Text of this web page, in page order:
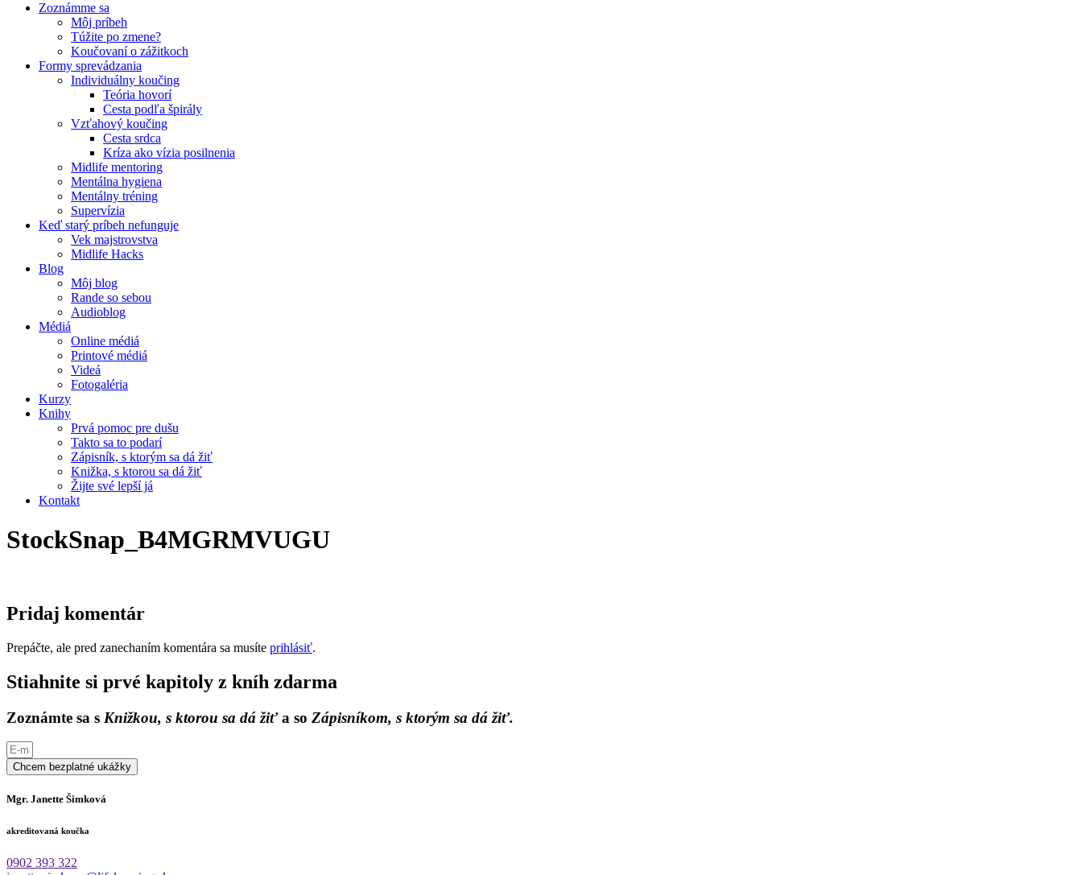
Zoznámme sa
Môj príbeh
Túžite po zmene?
Koučovaní o zážitkoch
Formy sprevádzania
Individuálny koučing
Teória hovorí
Cesta podľa špirály
Vzťahový koučing
Cesta srdca
Kríza ako vízia posilnenia
Midlife mentoring
Mentálna hygiena
Mentálny tréning
Supervízia
Keď starý príbeh nefunguje
Vek majstrovstva
Midlife Hacks
Blog
Môj blog
Rande so sebou
Audioblog
Médiá
Online médiá
Printové médiá
Videá
Fotogaléria
Kurzy
Knihy
Prvá pomoc pre dušu
Takto sa to podarí
Zápisník, s ktorým sa dá žiť
Knižka, s ktorou sa dá žiť
Žijte své lepší já
Kontakt
StockSnap_B4MGRMVUGU
Pridaj komentár
Prepáčte, ale pred zanechaním komentára sa musíte prihlásiť.
Stiahnite si prvé kapitoly z kníh zdarma
Zoznámte sa s Knižkou, s ktorou sa dá žiťa so Zápisníkom, s ktorým sa dá žiť.
Chcem bezplatné ukážky
Mgr. Janette Šimková
akreditovaná koučka
0902 393 322